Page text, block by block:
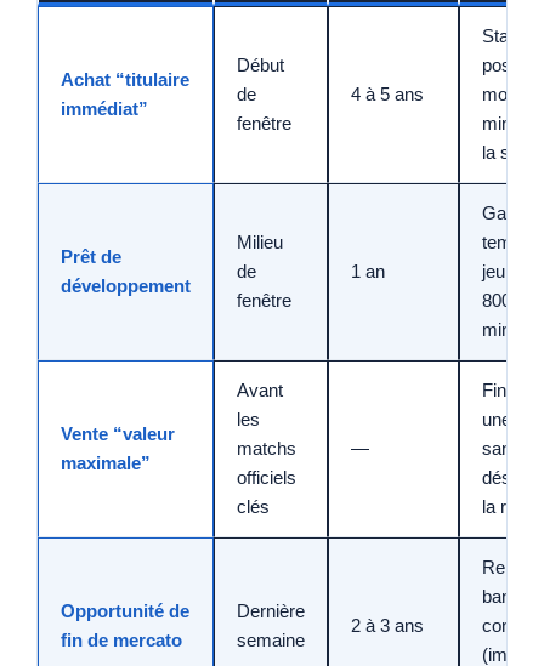
Achat “titulaire
immédiat”
Début
de
fenêtre
4 à 5 ans
poste
moins
la
Prêt de
développement
Milieu
de
fenêtre
1 an
temps
jeu
800
Vente “valeur
maximale”
Avant
les
matchs
officiels
clés
—
une
sans
la
Opportunité de
fin de mercato
Dernière
semaine
2 à 3 ans
banc à
contrôlé